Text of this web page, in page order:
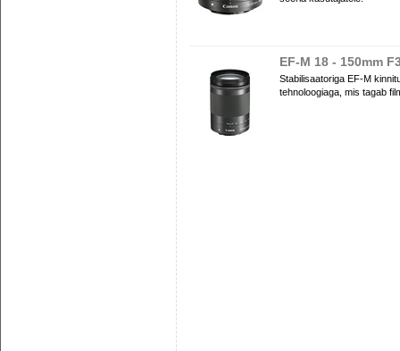
EF-M 18 - 150mm
Stabilisaatoriga EF-M
tehnoloogiaga, mis tagab